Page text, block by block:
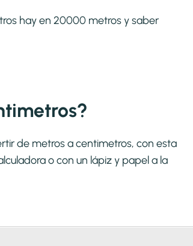
hay en 20000 metros y saber
de metros a centimetros, con esta
o con un lápiz y papel a la